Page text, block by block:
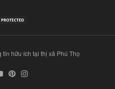
hữu ích tại thị xã Phú Thọ